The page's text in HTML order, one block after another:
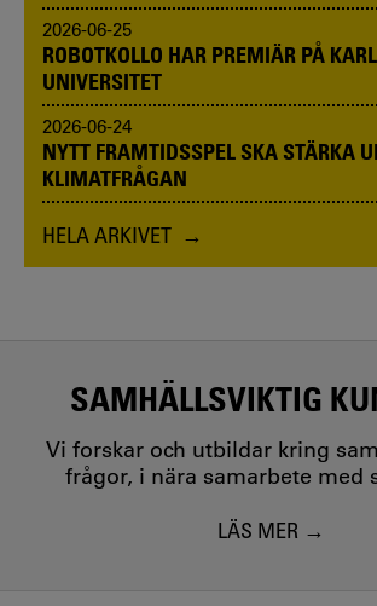
2026-06-25
ROBOTKOLLO HAR PREMIÄR PÅ
UNIVERSITET
2026-06-24
NYTT FRAMTIDSSPEL SKA STÄRKA
KLIMATFRÅGAN
HELA ARKIVET
SAMHÄLLSVIKTIG
Vi forskar och utbildar kring
frågor, i nära samarbete med
LÄS MER